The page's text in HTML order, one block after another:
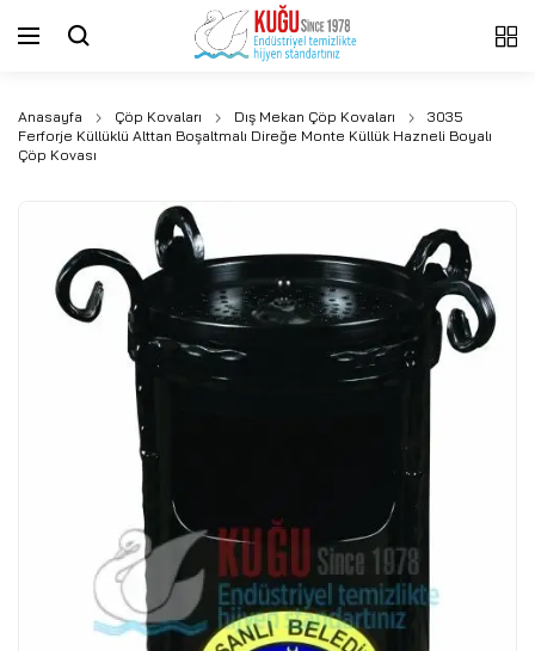
Anasayfa Çöp Kovaları Dış Mekan Çöp Kovaları
3035
Ferforje Küllüklü Alttan Boşaltmalı Direğe Monte Küllük Hazneli Boyalı
Çöp Kovası